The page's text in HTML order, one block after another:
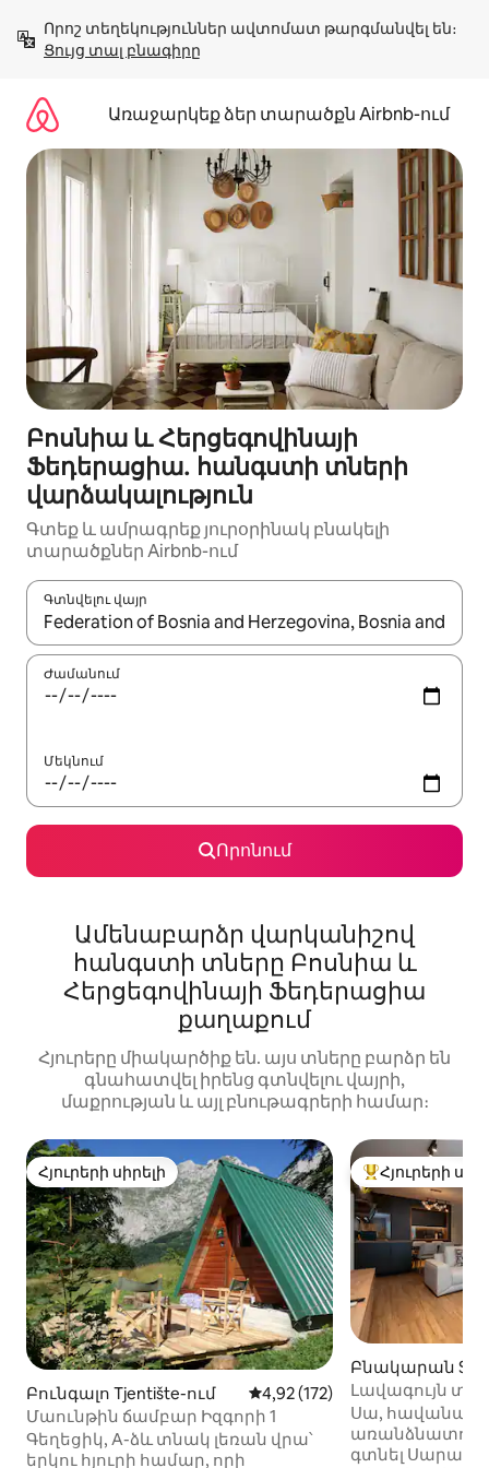
բովանդակությանը
Ցույց տալ բնագիրը
Առաջարկեք ձեր տարածքն Airbnb-ում
Բոսնիա և Հերցեգովինայի
Ֆեդերացիա․ հանգստի տների
վարձակալություն
Գտեք և ամրագրեք յուրօրինակ բնակելի
տարածքներ Airbnb-ում
Գտնվելու վայր
Երբ արդյունքները հասանելի լինեն, սլաքների
Ժամանում
Մեկնում
Որոնում
Ամենաբարձր վարկանիշով
հանգստի տները Բոսնիա և
Հերցեգովինայի Ֆեդերացիա
քաղաքում
Հյուրերը միակարծիք են. այս տները բարձր են
գնահատվել իրենց գտնվելու վայրի,
մաքրության և այլ բնութագրերի համար։
Հյուրերի սիրելի
Հյուրերի սիրելի
Բունգալո Tjentište-ում Միջին վարկանիշը՝ 5-ից
4,92 (172)
Մաունթին ճամբար Իզգորի 1
Գեղեցիկ, A-ձև տնակ լեռան վրա՝
երկու հյուրի համար, որի
Հյուրերի
Հյուրերի
Բնակարան
Լավագույն
Սա,
գտնել